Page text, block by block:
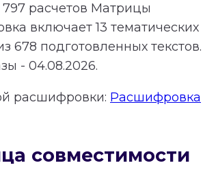
797 расчетов Матрицы
включает13 тематических
678 подготовленных текстов.
- 04.08.2026.
расшифровки: Расшифровка
совместимости